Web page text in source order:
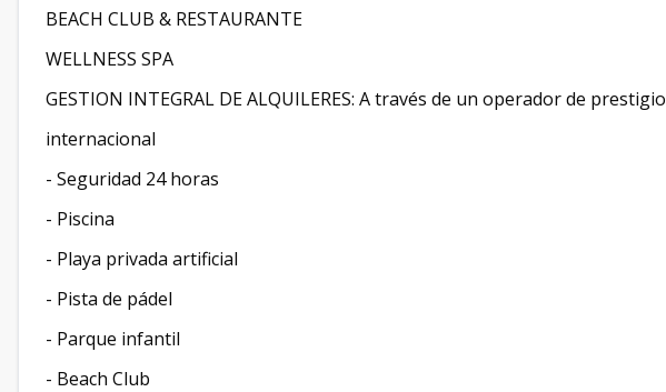
BEACH CLUB & RESTAURANTE
WELLNESS SPA
GESTION INTEGRAL DE ALQUILERES: A través de un operador de prestigio
internacional
- Seguridad 24 horas
- Piscina
- Playa privada artificial
- Pista de pádel
- Parque infantil
- Beach Club